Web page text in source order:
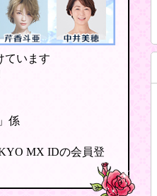
ています
係
MX IDの会員登